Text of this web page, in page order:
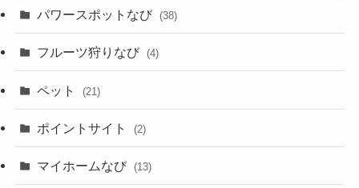
パワースポットなび (38)
フルーツ狩りなび (4)
ペット (21)
ポイントサイト (2)
マイホームなび (13)